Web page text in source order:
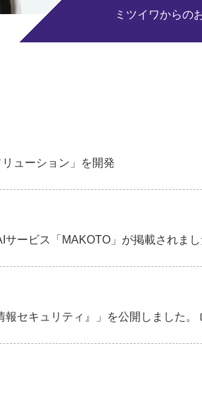
ミツイワからの
ューション」を開発
ービス「MAKOTO」が掲載されまし
セキュリティ』」を公開しました。